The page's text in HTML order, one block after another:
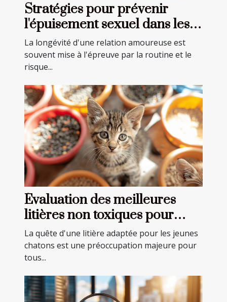
Stratégies pour prévenir
l'épuisement sexuel dans les
relations longues
La longévité d'une relation amoureuse est
souvent mise à l'épreuve par la routine et le
risque...
Évaluation des meilleures
litières non toxiques pour
jeunes chatons
La quête d'une litière adaptée pour les jeunes
chatons est une préoccupation majeure pour
tous...